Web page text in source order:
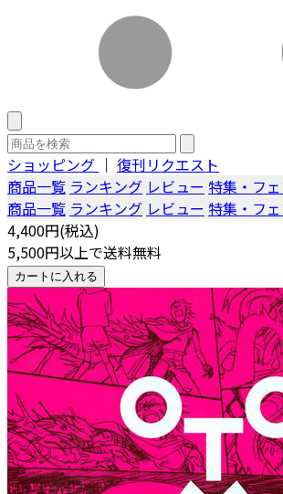
ショッピング ｜ 復刊リクエスト
商品一覧 ランキング レビュー 特集・フ
商品一覧 ランキング レビュー 特集・フ
4,400円(税込)
5,500円以上で送料無料
カートに入れる